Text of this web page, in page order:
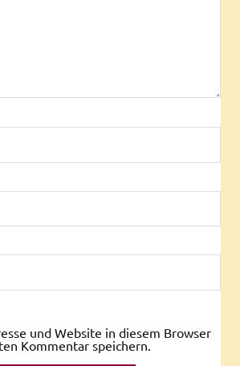
und Website in diesem Browser
Kommentar speichern.